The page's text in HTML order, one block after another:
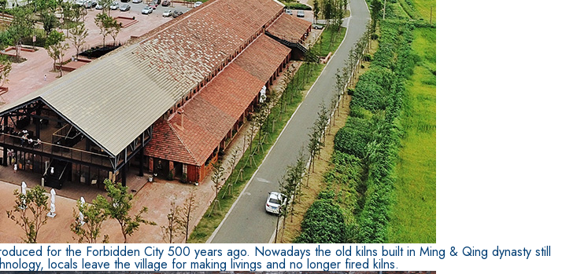
for the Forbidden City 500 years ago. Nowadays the old kilns built in Ming & Qing dynasty still
locals leave the village for making livings and no longer fired kilns.
Sistema POSA PAVIMENTI E RIVESTIMENTI FASSAFLOOR – FONDI DI POSA
FASSAFLOOR LA 8.30
Lisciatura autolivellante a base di anidrite e quarzo, ad alta conducibilità
termica per la realizzazione di massetti radianti a basso spessore in
ambienti interni.